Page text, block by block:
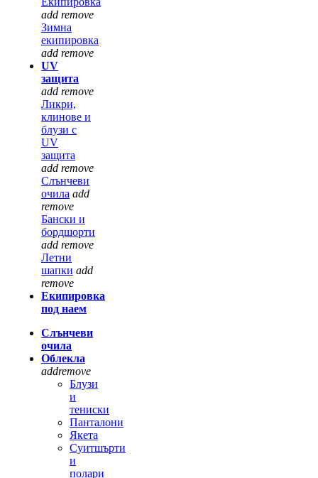
add remove
Зимна
екипировка
add remove
UV
защита
add remove
Ликри,
клинове и
блузи с
UV
защита
add remove
Слънчеви
очила add
remove
Бански и
бордшорти
add remove
Летни
шапки add
remove
Екипировка
под наем
Слънчеви
очила
Облекла
addremove
Блузи
и
тениски
Панталони
Якета
Суитшърти
и
полари